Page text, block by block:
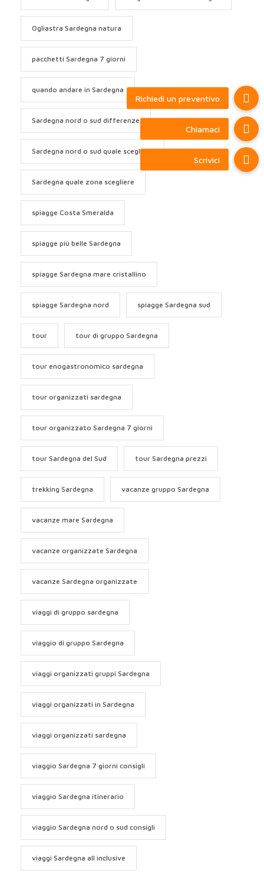
Ogliastra Sardegna natura
pacchetti Sardegna 7 giorni
quando andare in Sardegna
Sardegna nord o sud differenze
Sardegna nord o sud quale scegliere
Sardegna quale zona scegliere
spiagge Costa Smeralda
spiagge più belle Sardegna
spiagge Sardegna mare cristallino
spiagge Sardegna nord spiagge Sardegna sud
tour tour di gruppo Sardegna
tour enogastronomico sardegna
tour organizzati sardegna
tour organizzato Sardegna 7 giorni
tour Sardegna del Sud tour Sardegna prezzi
trekking Sardegna vacanze gruppo Sardegna
vacanze mare Sardegna
vacanze organizzate Sardegna
vacanze Sardegna organizzate
viaggi di gruppo sardegna
viaggio di gruppo Sardegna
viaggi organizzati gruppi Sardegna
viaggi organizzati in Sardegna
viaggi organizzati sardegna
viaggio Sardegna 7 giorni consigli
viaggio Sardegna itinerario
viaggio Sardegna nord o sud consigli
viaggi Sardegna all inclusive